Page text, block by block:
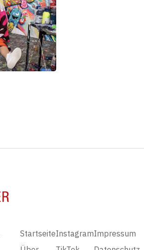
StartseiteInstagramImpressum